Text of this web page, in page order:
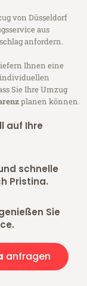
von Düsseldorf
aus
anfordern.
Ihnen eine
Sie Ihre Umzug
planen können.
auf Ihre
schnelle
Pristina.
Sie
anfragen